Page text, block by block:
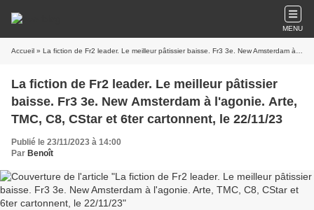
MENU
Accueil » La fiction de Fr2 leader. Le meilleur pâtissier baisse. Fr3 3e. New Amsterdam à l'agonie. Arte, TMC, C8, CStar et 6ter cartonnent, le 22/11/23
La fiction de Fr2 leader. Le meilleur pâtissier
baisse. Fr3 3e. New Amsterdam à l'agonie. Arte,
TMC, C8, CStar et 6ter cartonnent, le 22/11/23
Publié le 23/11/2023 à 14:00
Par Benoît